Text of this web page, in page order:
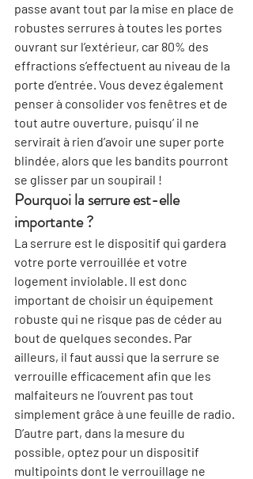
passe avant tout par la mise en place de
robustes serrures à toutes les portes
ouvrant sur l’extérieur, car 80% des
effractions s’effectuent au niveau de la
porte d’entrée. Vous devez également
penser à consolider vos fenêtres et de
tout autre ouverture, puisqu’ il ne
servirait à rien d’avoir une super porte
blindée, alors que les bandits pourront
se glisser par un soupirail !
Pourquoi la serrure est-elle
importante ?
La serrure est le dispositif qui gardera
votre porte verrouillée et votre
logement inviolable. Il est donc
important de choisir un équipement
robuste qui ne risque pas de céder au
bout de quelques secondes. Par
ailleurs, il faut aussi que la serrure se
verrouille efficacement afin que les
malfaiteurs ne l’ouvrent pas tout
simplement grâce à une feuille de radio.
D’autre part, dans la mesure du
possible, optez pour un dispositif
multipoints dont le verrouillage ne